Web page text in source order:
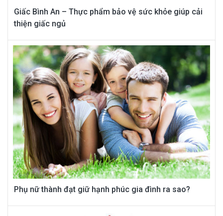
Giấc Bình An – Thực phẩm bảo vệ sức khỏe giúp cải
thiện giấc ngủ
Phụ nữ thành đạt giữ hạnh phúc gia đình ra sao?